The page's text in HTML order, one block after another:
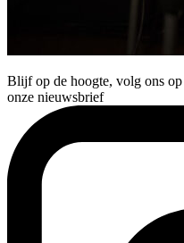
Blijf op de hoogte, volg ons
onze nieuwsbrief